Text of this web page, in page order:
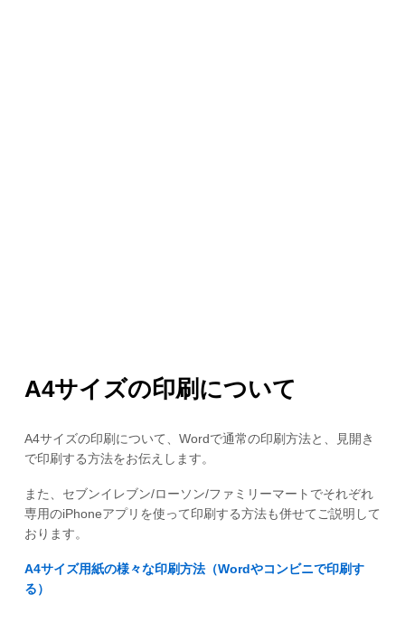
A4サイズの印刷について
A4サイズの印刷について、Wordで通常の印刷方法と、見開き
で印刷する方法をお伝えします。
また、セブンイレブン/ローソン/ファミリーマートでそれぞれ
専用のiPhoneアプリを使って印刷する方法も併せてご説明して
おります。
A4サイズ用紙の様々な印刷方法（Wordやコンビニで印刷す
る）